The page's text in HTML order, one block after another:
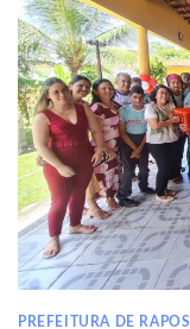
PREFEITURA DE